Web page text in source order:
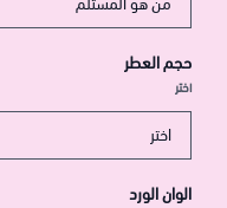
حجم العطر
اختر
الوان الورد